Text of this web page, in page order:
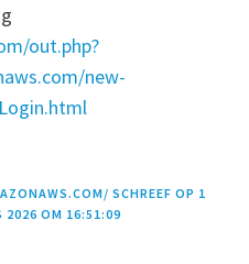
out.php?
new-
SCHREEF OP 1
2026 OM 16:51:09